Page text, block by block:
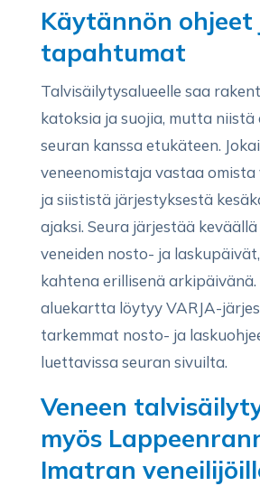
Käytännön ohjeet
tapahtumat
Talvisäilytysalueelle saa
katoksia ja suojia, mutta
seuran kanssa etukäteen.
veneenomistaja vastaa
ja siististä järjestyksestä
ajaksi. Seura järjestää
veneiden nosto- ja
kahtena erillisenä arkipäivänä.
aluekartta löytyy VARJA-
tarkemmat nosto- ja
luettavissa seuran sivuilta.
Veneen
myös
Imatran